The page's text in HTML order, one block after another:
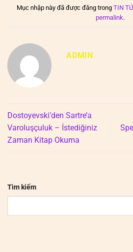
Mục nhập này đã được đăng trong TIN
permalink.
ADMIN
Dostoyevski’den Sartre’a
Varoluşçuluk – İstediğiniz
Zaman Kitap Okuma
Tìm kiếm